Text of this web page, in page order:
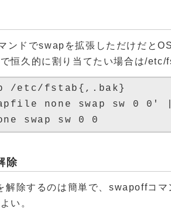
ンドでswapを拡張しただけだと
恒久的に割り当てたい場合は/
p /etc/fstab{,.bak}
none swap sw 0
除
解除するのは簡単で、swapoffコ
い。